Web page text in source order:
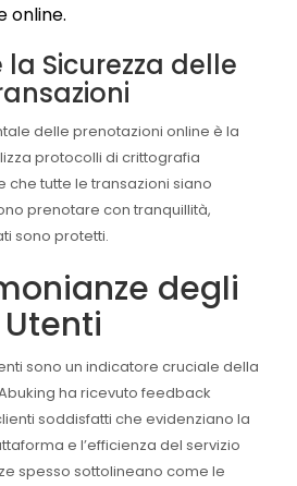
online.
Sicurezza delle
delle prenotazioni online è la
protocolli di crittografia
che tutte le transazioni siano
prenotare con tranquillità,
sono protetti.
degli
Utenti
sono un indicatore cruciale della
ha ricevuto feedback
soddisfatti che evidenziano la
e l’efficienza del servizio
spesso sottolineano come le